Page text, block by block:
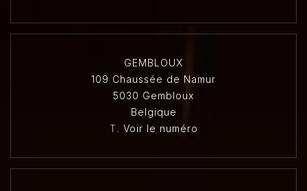
GEMBLOUX
109 Chaussée de Namur
5030 Gembloux
Belgique
T. Voir le numéro